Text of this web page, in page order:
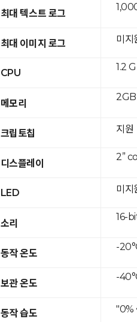
최대 텍스트 로그
최대 이미지 로그
CPU
메모리
크립토칩
디스플레이
LED
소리
동작 온도
보관 온도
동작 습도
미지
1.2
지원
2”
미지
16-
-
-
"0%